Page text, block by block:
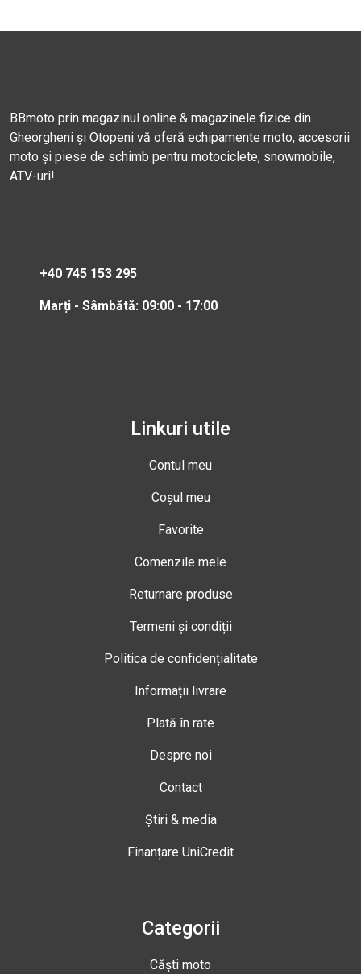
BBmoto prin magazinul online & magazinele fizice din
Gheorgheni și Otopeni vă oferă echipamente moto, accesorii
moto și piese de schimb pentru motociclete, snowmobile,
ATV-uri!
+40 745 153 295
Marți - Sâmbătă: 09:00 - 17:00
Linkuri utile
Contul meu
Coșul meu
Favorite
Comenzile mele
Returnare produse
Termeni și condiții
Politica de confidențialitate
Informații livrare
Plată în rate
Despre noi
Contact
Știri & media
Finanțare UniCredit
Categorii
Căști moto